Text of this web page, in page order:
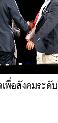
พื่อสังคมระดั